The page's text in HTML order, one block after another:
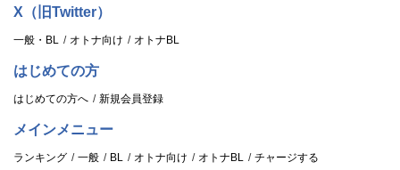
X（旧Twitter）
一般・BL オトナ向け オトナBL
はじめての方
はじめての方へ 新規会員登録
メインメニュー
ランキング 一般 BL オトナ向け オトナBL チャージする